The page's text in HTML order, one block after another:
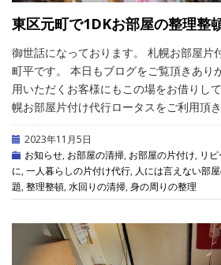
東区元町で1DKお部屋の整理整
御世話になっております。 札幌お部屋片
町平です。 本日もブログをご覧頂きあり
用いただくお客様にもこの場をお借りし
幌お部屋片付け代行ロータスをご利用頂
2023年11月5日
お知らせ, お部屋の清掃, お部屋の片付け, リ
に, 一人暮らしの片付け代行, 人には言えない部
題, 整理整頓, 水回りの清掃, 身の周りの整理